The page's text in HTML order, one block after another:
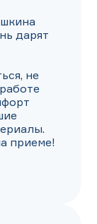
дарят
не
приеме!